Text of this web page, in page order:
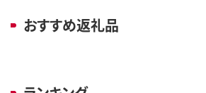
おすすめ返礼品